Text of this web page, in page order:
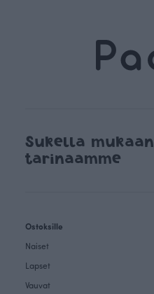
Sukella mukaan
tarinaamme
Ostoksille
Naiset
Lapset
Vauvat